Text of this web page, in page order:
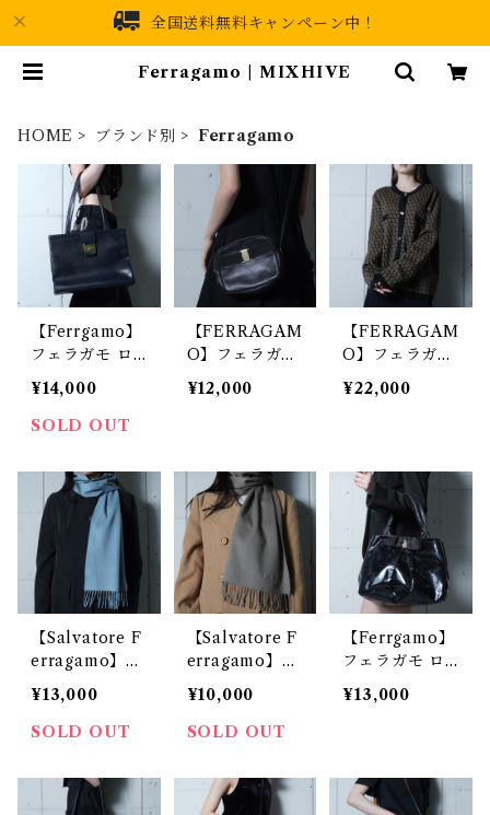
全国送料無料キャンペーン中！
Ferragamo | MIXHIVE
HOME ブランド別 Ferragamo
【Ferrgamo】
フェラガモ ロ
ゴ入 金装飾レ
ザートートバッ
グ navy
¥14,000
SOLD OUT
【FERRAGAM
O】フェラガモ
”シボ加工”ゴー
ルドロゴレザー
¥12,000
【FERRAGAM
O】フェラガモ
”VIRGIN WO
OL100％”ガン
ck & brown
¥22,000
【Salvatore F
erragamo】サ
ルバトーレフェ
ラガモ "CASHI
MER100%" マ
ue
¥13,000
SOLD OUT
【Salvatore F
erragamo】サ
ルバトーレフェ
ラガモ "CASHI
MER100%" マ
¥10,000
SOLD OUT
【Ferrgamo】
フェラガモ ロ
ゴ入 エナメル
トート black
¥13,000